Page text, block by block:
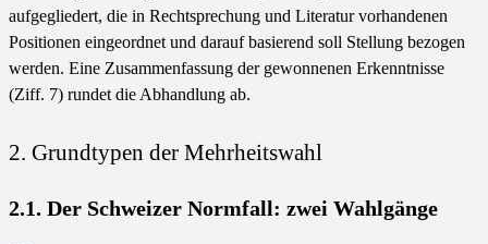
aufgegliedert, die in Rechtsprechung und Literatur vorhandenen
Positionen eingeordnet und darauf basierend soll Stellung bezogen
werden. Eine Zusammenfassung der gewonnenen Erkenntnisse
(Ziff. 7) rundet die Abhandlung ab.
2. Grundtypen der Mehrheitswahl
2.1. Der Schweizer Normfall: zwei Wahlgänge